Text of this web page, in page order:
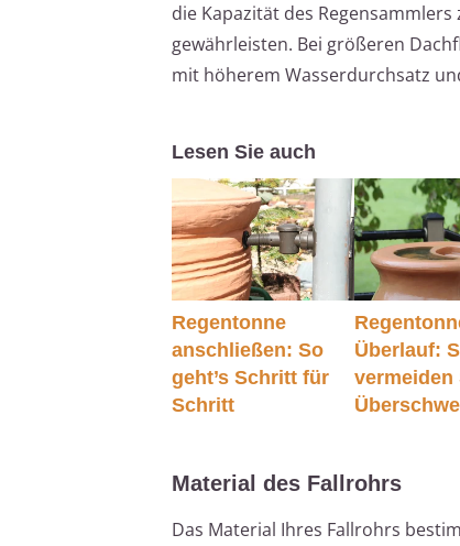
die Kapazität des
gewährleisten. Bei größeren
mit höherem Wasserdurchsatz
Lesen Sie auch
Regentonne
anschließen: So
geht’s Schritt für
Schritt
Überlauf:
vermeiden
Material des Fallrohrs
Das Material Ihres Fallrohrs